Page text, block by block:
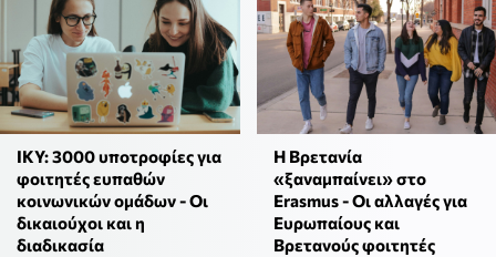
ΙΚΥ: 3000 υποτροφίες για
φοιτητές ευπαθών
κοινωνικών ομάδων - Οι
δικαιούχοι και η
διαδικασία
Η Βρετανία
«ξαναμπαίνει» στο
Erasmus - Οι αλλαγές για
Ευρωπαίους και
Βρετανούς φοιτητές